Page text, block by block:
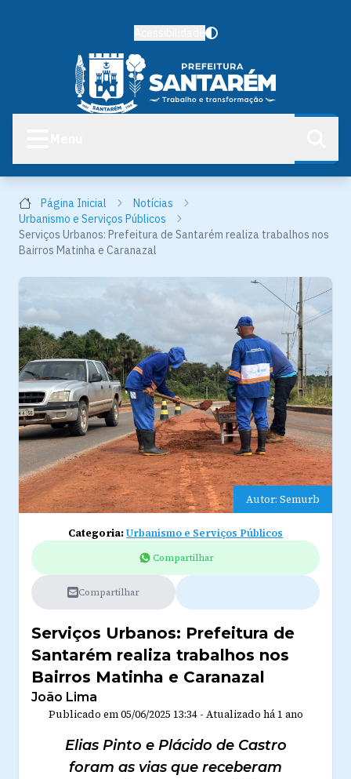
Página Inicial
Notícias
Urbanismo e Serviços Públicos
Serviços Urbanos: Prefeitura de Santarém realiza trabalhos nos
Bairros Matinha e Caranazal
Autor: Semurb
Categoria:Urbanismo e Serviços Públicos
Compartilhar
Compartilhar
Serviços Urbanos: Prefeitura de
Santarém realiza trabalhos nos
Bairros Matinha e Caranazal
João Lima
Publicado em05/06/2025 13:34- Atualizado há 1 ano
Elias Pinto e Plácido de Castro
foram as vias que receberam